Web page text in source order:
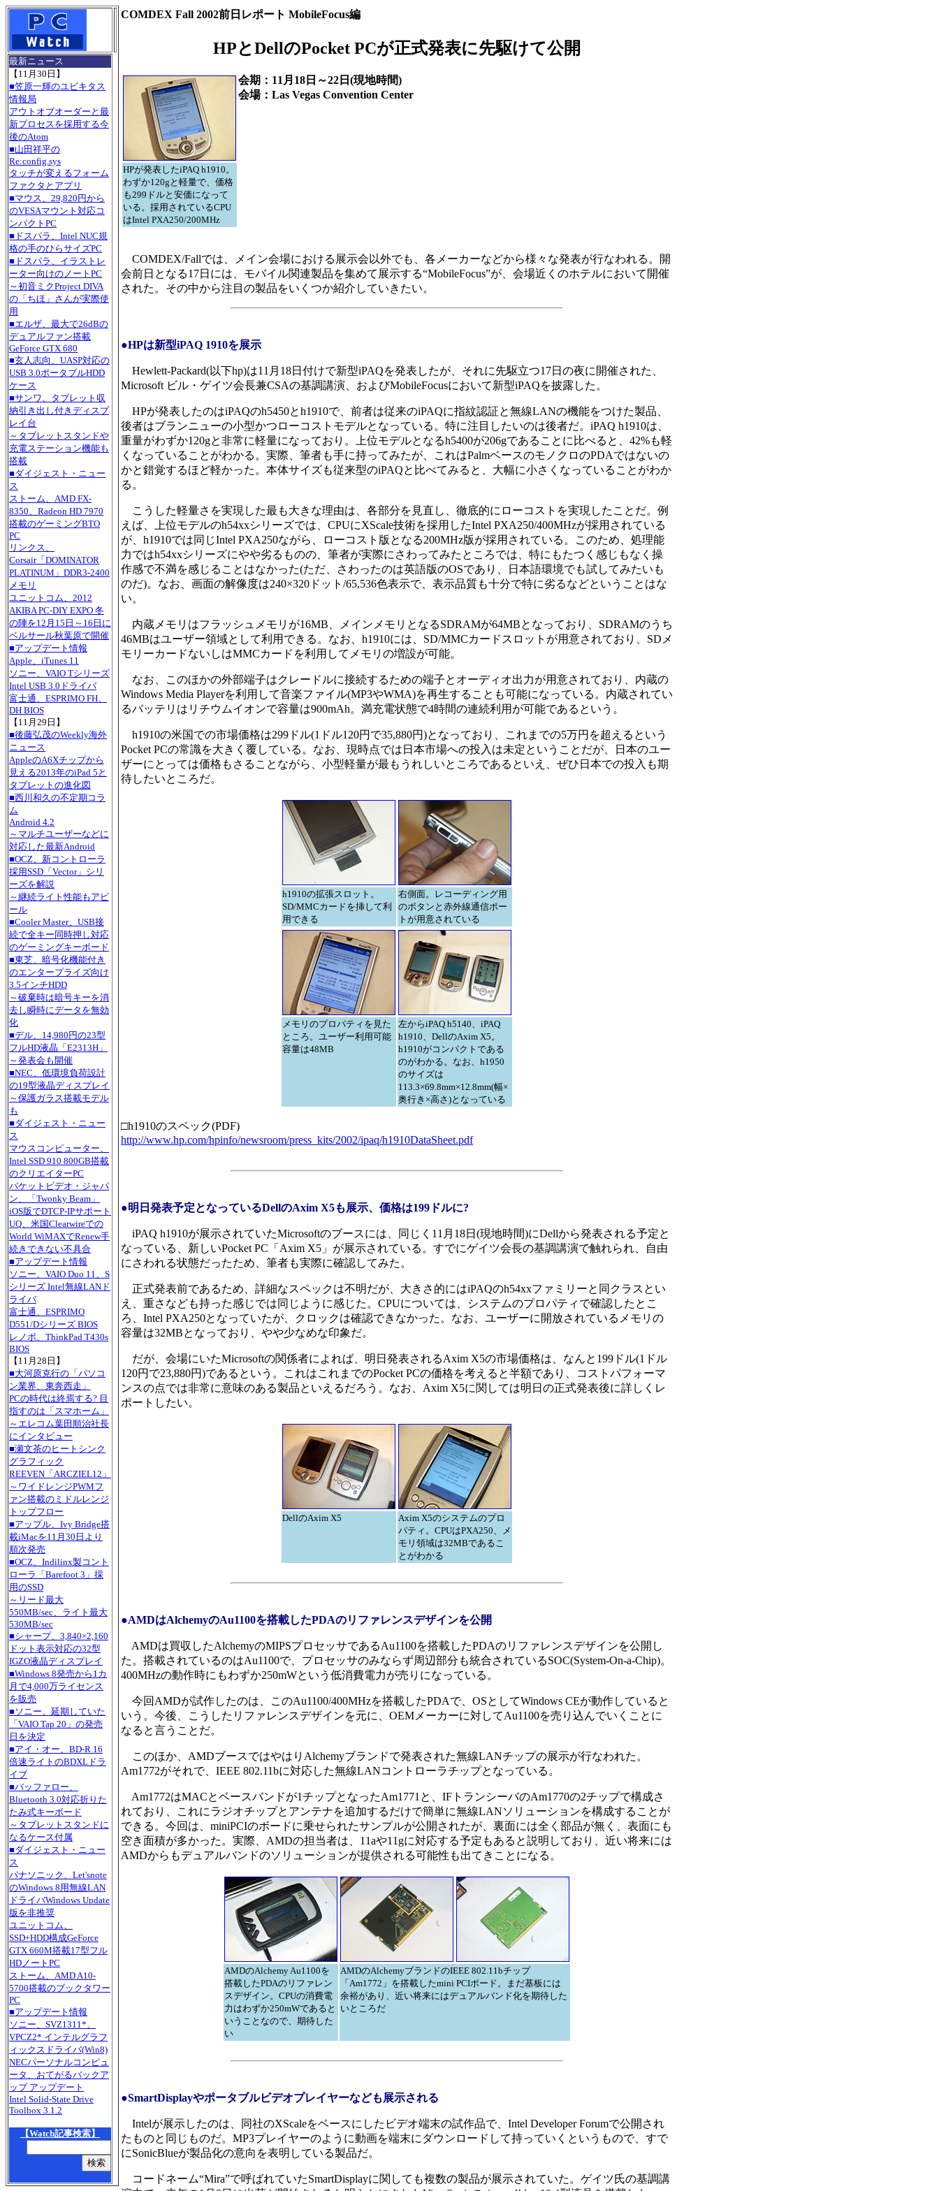
最新ニュース
【11月30日】
■笠原一輝のユビキタス
情報局
アウトオブオーダーと最
新プロセスを採用する今
後のAtom
■山田祥平の
Re:config.sys
タッチが変えるフォーム
ファクタとアプリ
■マウス、29,820円から
のVESAマウント対応コ
ンパクトPC
■ドスパラ、Intel NUC規
格の手のひらサイズPC
■ドスパラ、イラストレ
ーター向けのノートPC
～初音ミクProject DIVA
の「ちほ」さんが実際使
用
■エルザ、最大で26dBの
デュアルファン搭載
GeForce GTX 680
■玄人志向、UASP対応の
USB 3.0ポータブルHDD
ケース
■サンワ、タブレット収
納引き出し付きディスプ
レイ台
～タブレットスタンドや
充電ステーション機能も
搭載
■ダイジェスト・ニュー
ス
ストーム、AMD FX-
8350、Radeon HD 7970
搭載のゲーミングBTO
PC
リンクス、
Corsair「DOMINATOR
PLATINUM」DDR3-2400
メモリ
ユニットコム、2012
AKIBA PC-DIY EXPO 冬
の陣を12月15日～16日に
ベルサール秋葉原で開催
■アップデート情報
Apple、iTunes 11
ソニー、VAIO Tシリーズ
Intel USB 3.0ドライバ
富士通、ESPRIMO FH、
DH BIOS
【11月29日】
■後藤弘茂のWeekly海外
ニュース
AppleのA6Xチップから
見える2013年のiPad 5と
タブレットの進化図
■西川和久の不定期コラ
ム
Android 4.2
～マルチユーザーなどに
対応した最新Android
■OCZ、新コントローラ
採用SSD「Vector」シリ
ーズを解説
～継続ライト性能もアピ
ール
■Cooler Master、USB接
続で全キー同時押し対応
のゲーミングキーボード
■東芝、暗号化機能付き
のエンタープライズ向け
3.5インチHDD
～破棄時は暗号キーを消
去し瞬時にデータを無効
化
■デル、14,980円の23型
フルHD液晶「E2313H」
～発表会も開催
■NEC、低環境負荷設計
の19型液晶ディスプレイ
～保護ガラス搭載モデル
も
■ダイジェスト・ニュー
ス
マウスコンピューター、
Intel SSD 910 800GB搭載
のクリエイターPC
パケットビデオ・ジャパ
ン、「Twonky Beam」
iOS版でDTCP-IPサポート
UQ、米国Clearwireでの
World WiMAXでRenew手
続きできない不具合
■アップデート情報
ソニー、VAIO Duo 11、S
シリーズ Intel無線LANド
ライバ
富士通、ESPRIMO
D551/Dシリーズ BIOS
レノボ、ThinkPad T430s
BIOS
【11月28日】
■大河原克行の「パソコ
ン業界、東奔西走」
PCの時代は終焉する? 目
指すのは「スマホーム」
～エレコム葉田順治社長
にインタビュー
■瀬文茶のヒートシンク
グラフィック
REEVEN「ARCZIEL12」
～ワイドレンジPWMフ
ァン搭載のミドルレンジ
トップフロー
■アップル、Ivy Bridge搭
載iMacを11月30日より
順次発売
■OCZ、Indilinx製コント
ローラ「Barefoot 3」採
用のSSD
～リード最大
550MB/sec、ライト最大
530MB/sec
■シャープ、3,840×2,160
ドット表示対応の32型
IGZO液晶ディスプレイ
■Windows 8発売から1カ
月で4,000万ライセンス
を販売
■ソニー、延期していた
「VAIO Tap 20」の発売
日を決定
■アイ・オー、BD-R 16
倍速ライトのBDXLドラ
イブ
■バッファロー、
Bluetooth 3.0対応折りた
たみ式キーボード
～タブレットスタンドに
なるケース付属
■ダイジェスト・ニュー
ス
パナソニック、Let'snote
のWindows 8用無線LAN
ドライバWindows Update
版を非推奨
ユニットコム、
SSD+HDD構成GeForce
GTX 660M搭載17型フル
HDノートPC
ストーム、AMD A10-
5700搭載のブックタワー
PC
■アップデート情報
ソニー、SVZ1311*、
VPCZ2* インテルグラフ
ィックスドライバ(Win8)
NECパーソナルコンピュ
ータ、おてがるバックア
ップ アップデート
Intel Solid-State Drive
Toolbox 3.1.2
【Watch記事検索】
COMDEX Fall 2002前日レポート MobileFocus編
HPとDellのPocket PCが正式発表に先駆けて公開
HPが発表したiPAQ h1910。
わずか120gと軽量で、価格
も299ドルと安価になって
いる。採用されているCPU
はIntel PXA250/200MHz
会期：11月18日～22日(現地時間)
会場：Las Vegas Convention Center
COMDEX/Fallでは、メイン会場における展示会以外でも、各メーカーなどから様々な発表が行なわれる。開
会前日となる17日には、モバイル関連製品を集めて展示する“MobileFocus”が、会場近くのホテルにおいて開催
された。その中から注目の製品をいくつか紹介していきたい。
●HPは新型iPAQ 1910を展示
Hewlett-Packard(以下hp)は11月18日付けで新型iPAQを発表したが、それに先駆立つ17日の夜に開催された、
Microsoft ビル・ゲイツ会長兼CSAの基調講演、およびMobileFocusにおいて新型iPAQを披露した。
HPが発表したのはiPAQのh5450とh1910で、前者は従来のiPAQに指紋認証と無線LANの機能をつけた製品、
後者はブランニューの小型かつローコストモデルとなっている。特に注目したいのは後者だ。iPAQ h1910は、
重量がわずか120gと非常に軽量になっており。上位モデルとなるh5400が206gであることに比べると、42%も軽
くなっていることがわかる。実際、筆者も手に持ってみたが、これはPalmベースのモノクロのPDAではないの
かと錯覚するほど軽かった。本体サイズも従来型のiPAQと比べてみると、大幅に小さくなっていることがわか
る。
こうした軽量さを実現した最も大きな理由は、各部分を見直し、徹底的にローコストを実現したことだ。例
えば、上位モデルのh54xxシリーズでは、CPUにXScale技術を採用したIntel PXA250/400MHzが採用されている
が、h1910では同じIntel PXA250ながら、ローコスト版となる200MHz版が採用されている。このため、処理能
力ではh54xxシリーズにやや劣るものの、筆者が実際にさわってみたところでは、特にもたつく感じもなく操
作感で不満を感じることはなかった(ただ、さわったのは英語版のOSであり、日本語環境でも試してみたいも
のだ)。なお、画面の解像度は240×320ドット/65,536色表示で、表示品質も十分で特に劣るなどということはな
い。
内蔵メモリはフラッシュメモリが16MB、メインメモリとなるSDRAMが64MBとなっており、SDRAMのうち
46MBはユーザー領域として利用できる。なお、h1910には、SD/MMCカードスロットが用意されており、SDメ
モリーカードないしはMMCカードを利用してメモリの増設が可能。
なお、このほかの外部端子はクレードルに接続するための端子とオーディオ出力が用意されており、内蔵の
Windows Media Playerを利用して音楽ファイル(MP3やWMA)を再生することも可能になっている。内蔵されてい
るバッテリはリチウムイオンで容量は900mAh。満充電状態で4時間の連続利用が可能であるという。
h1910の米国での市場価格は299ドル(1ドル120円で35,880円)となっており、これまでの5万円を超えるという
Pocket PCの常識を大きく覆している。なお、現時点では日本市場への投入は未定ということだが、日本のユー
ザーにとっては価格もさることながら、小型軽量が最もうれしいところであるといえ、ぜひ日本での投入も期
待したいところだ。
h1910の拡張スロット。
SD/MMCカードを挿して利
用できる
右側面。レコーディング用
のボタンと赤外線通信ポー
トが用意されている
メモリのプロパティを見た
ところ。ユーザー利用可能
容量は48MB
左からiPAQ h5140、iPAQ
h1910、DellのAxim X5。
h1910がコンパクトである
のがわかる。なお、h1950
のサイズは
113.3×69.8mm×12.8mm(幅×
奥行き×高さ)となっている
□h1910のスペック(PDF)
http://www.hp.com/hpinfo/newsroom/press_kits/2002/ipaq/h1910DataSheet.pdf
●明日発表予定となっているDellのAxim X5も展示、価格は199ドルに?
iPAQ h1910が展示されていたMicrosoftのブースには、同じく11月18日(現地時間)にDellから発表される予定と
なっている、新しいPocket PC「Axim X5」が展示されている。すでにゲイツ会長の基調講演で触れられ、自由
にさわれる状態だったため、筆者も実際に確認してみた。
正式発表前であるため、詳細なスペックは不明だが、大きさ的にはiPAQのh54xxファミリーと同クラスとい
え、重さなども持った感じでは同じように感じた。CPUについては、システムのプロパティで確認したとこ
ろ、Intel PXA250となっていたが、クロックは確認できなかった。なお、ユーザーに開放されているメモリの
容量は32MBとなっており、やや少なめな印象だ。
だが、会場にいたMicrosoftの関係者によれば、明日発表されるAxim X5の市場価格は、なんと199ドル(1ドル
120円で23,880円)であるという。これはこれまでのPocket PCの価格を考えると半額であり、コストパフォーマ
ンスの点では非常に意味のある製品といえるだろう。なお、Axim X5に関しては明日の正式発表後に詳しくレ
ポートしたい。
DellのAxim X5
Axim X5のシステムのプロ
パティ。CPUはPXA250、メ
モリ領域は32MBであるこ
とがわかる
●AMDはAlchemyのAu1100を搭載したPDAのリファレンスデザインを公開
AMDは買収したAlchemyのMIPSプロセッサであるAu1100を搭載したPDAのリファレンスデザインを公開し
た。搭載されているのはAu1100で、プロセッサのみならず周辺部分も統合されているSOC(System-On-a-Chip)。
400MHzの動作時にもわずか250mWという低消費電力が売りになっている。
今回AMDが試作したのは、このAu1100/400MHzを搭載したPDAで、OSとしてWindows CEが動作していると
いう。今後、こうしたリファレンスデザインを元に、OEMメーカーに対してAu1100を売り込んでいくことに
なると言うことだ。
このほか、AMDブースではやはりAlchemyブランドで発表された無線LANチップの展示が行なわれた。
Am1772がそれで、IEEE 802.11bに対応した無線LANコントローラチップとなっている。
Am1772はMACとベースバンドが1チップとなったAm1771と、IFトランシーバのAm1770の2チップで構成さ
れており、これにラジオチップとアンテナを追加するだけで簡単に無線LANソリューションを構成することが
できる。今回は、miniPCIのボードに乗せられたサンプルが公開されたが、裏面には全く部品が無く、表面にも
空き面積が多かった。実際、AMDの担当者は、11aや11gに対応する予定もあると説明しており、近い将来には
AMDからもデュアルバンドのソリューションが提供される可能性も出てきことになる。
AMDのAlchemy Au1100を
搭載したPDAのリファレン
スデザイン。CPUの消費電
力はわずか250mWであると
いうことなので、期待した
い
AMDのAlchemyブランドのIEEE 802.11bチップ
「Am1772」を搭載したmini PCIボード。まだ基板には
余裕があり、近い将来にはデュアルバンド化を期待した
いところだ
●SmartDisplayやポータブルビデオプレイヤーなども展示される
Intelが展示したのは、同社のXScaleをベースにしたビデオ端末の試作品で、Intel Developer Forumで公開され
たものと同じものだ。MP3プレイヤーのように動画を端末にダウンロードして持っていくというもので、すで
にSonicBlueが製品化の意向を表明している製品だ。
コードネーム“Mira”で呼ばれていたSmartDisplayに関しても複数の製品が展示されていた。ゲイツ氏の基調講